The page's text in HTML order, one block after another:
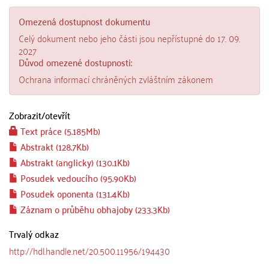
Omezená dostupnost dokumentu
Celý dokument nebo jeho části jsou nepřístupné do 17. 09.
2027
Důvod omezené dostupnosti:
Ochrana informací chráněných zvláštním zákonem
Zobrazit/otevřít
Text práce (5.185Mb)
Abstrakt (128.7Kb)
Abstrakt (anglicky) (130.1Kb)
Posudek vedoucího (95.90Kb)
Posudek oponenta (131.4Kb)
Záznam o průběhu obhajoby (233.3Kb)
Trvalý odkaz
http://hdl.handle.net/20.500.11956/194430